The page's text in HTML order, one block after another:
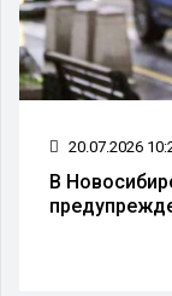
20.07.2026
В